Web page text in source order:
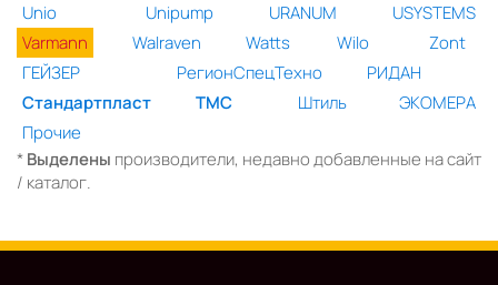
Unio
Unipump URANUM
USYSTEMS
Varmann
Walraven Watts Wilo
Zont
ГЕЙЗЕР
РегионСпецТехно
РИДАН
Стандартпласт
ТМС Штиль
ЭКОМЕРА
Прочие
*Выделены производители, недавно добавленные на сайт
/ каталог.